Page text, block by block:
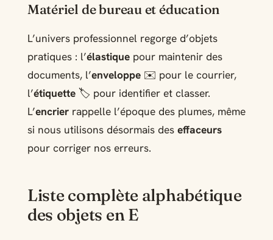
Matériel de bureau et éducation
L’univers professionnel regorge d’objets
pratiques : l’élastiquepour maintenir des
documents, l’enveloppe✉️ pour le courrier,
l’étiquette🏷️ pour identifier et classer.
L’encrierrappelle l’époque des plumes, même
si nous utilisons désormais des effaceurs
pour corriger nos erreurs.
Liste complète alphabétique
des objets en E